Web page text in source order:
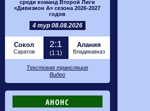
среди команд Второй Лиги
«Дивизион А» сезона 2026-2027
годов
4 тур 08.08.2026
Сокол
Саратов
2:1
(1:1)
Алания
Владикавказ
Текстовая трансляция
Видео
АНОНС